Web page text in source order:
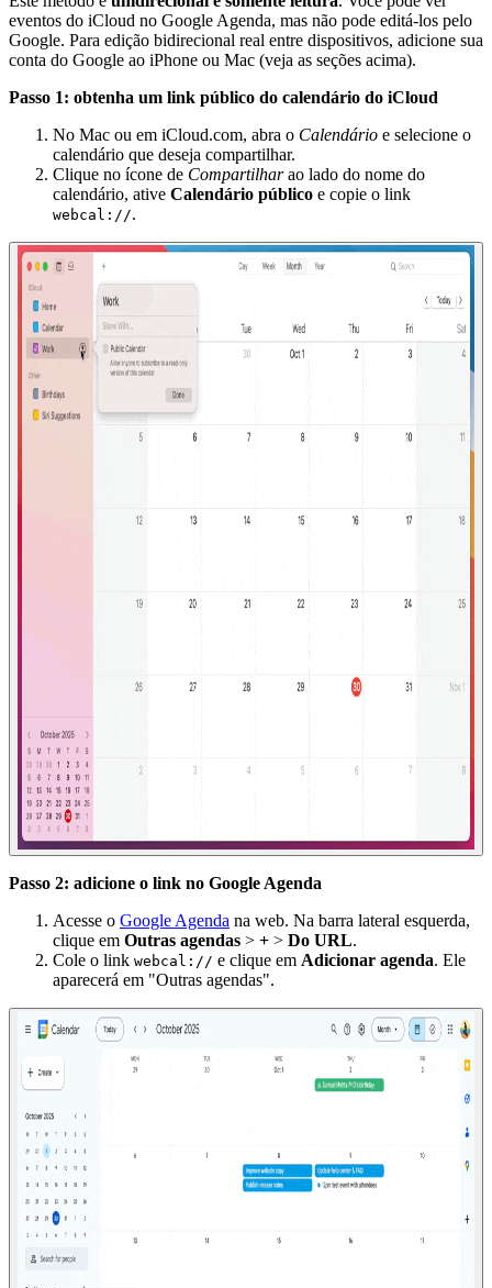
eventos do iCloud no Google Agenda, mas não pode editá-los pelo
Google. Para edição bidirecional real entre dispositivos, adicione sua
conta do Google ao iPhone ou Mac (veja as seções acima).
Passo 1: obtenha um link público do calendário do iCloud
No Mac ou em iCloud.com, abra o Calendário e selecione o
calendário que deseja compartilhar.
Clique no ícone de Compartilharao lado do nome do
calendário, ative Calendário público e copie o link
webcal://.
Passo 2: adicione o link no Google Agenda
Acesse o Google Agenda na web. Na barra lateral esquerda,
clique em Outras agendas > + > Do URL.
Cole o link webcal:// e clique em Adicionar agenda. Ele
aparecerá em "Outras agendas".